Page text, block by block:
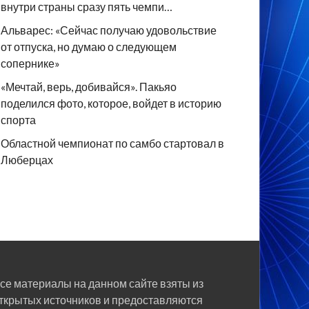
внутри страны сразу пять чемпи…
Альварес: «Сейчас получаю удовольствие
от отпуска, но думаю о следующем
сопернике»
«Мечтай, верь, добивайся». Пакьяо
поделился фото, которое, войдет в историю
спорта
Областной чемпионат по самбо стартовал в
Люберцах
материалы на данном сайте взяты из
источников и предоставляются